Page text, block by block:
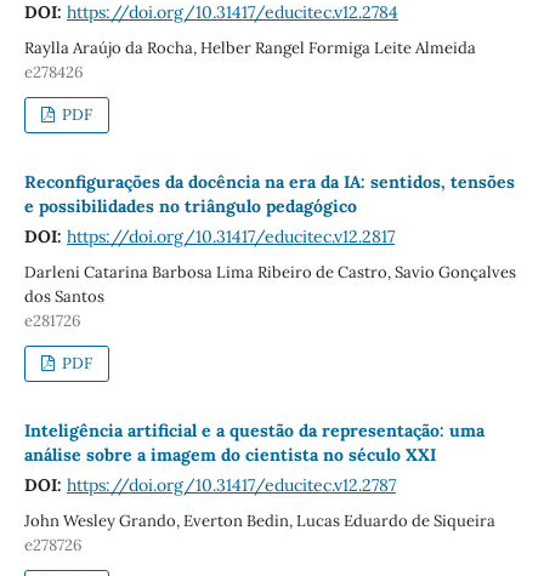
DOI: https://doi.org/10.31417/educitec.v12.2784
Raylla Araújo da Rocha, Helber Rangel Formiga Leite Almeida
e278426
PDF
Reconfigurações da docência na era da IA: sentidos, tensões
e possibilidades no triângulo pedagógico
DOI: https://doi.org/10.31417/educitec.v12.2817
Darleni Catarina Barbosa Lima Ribeiro de Castro, Savio Gonçalves
dos Santos
e281726
PDF
Inteligência artificial e a questão da representação: uma
análise sobre a imagem do cientista no século XXI
DOI: https://doi.org/10.31417/educitec.v12.2787
John Wesley Grando, Everton Bedin, Lucas Eduardo de Siqueira
e278726